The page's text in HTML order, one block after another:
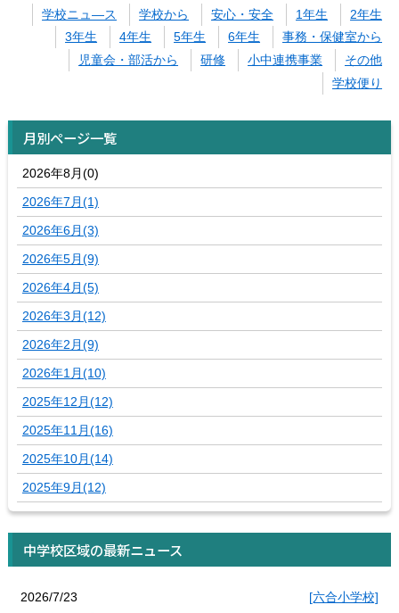
学校ニュ―ス 学校から 安心・安全 1年生
2年生
3年生
4年生 5年生 6年生
事務・保健室から
児童会・部活から
研修 小中連携事業
その他
学校便り
月別ページ一覧
2026年8月(0)
2026年7月(1)
2026年6月(3)
2026年5月(9)
2026年4月(5)
2026年3月(12)
2026年2月(9)
2026年1月(10)
2025年12月(12)
2025年11月(16)
2025年10月(14)
2025年9月(12)
中学校区域の最新ニュース
2026/7/23
[六合小学校]